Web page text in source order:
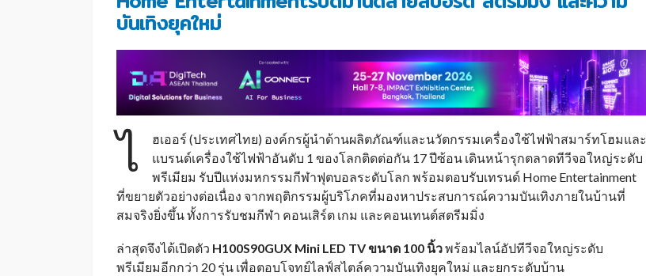
บันเทิงยุคใหม่
ไ
ฮเออร์ (ประเทศไทย) องค์กรผู้นำด้านผลิตภัณฑ์และนวัตกรรมเครื่องใช้ไฟฟ้าสมาร์ทโฮมและ
แบรนด์เครื่องใช้ไฟฟ้าอันดับ 1 ของโลกติดต่อกัน 17 ปีซ้อน เดินหน้ารุกตลาดทีวีจอใหญ่ระดับ
พรีเมียม รับปีแห่งมหกรรมกีฬาฟุตบอลระดับโลก พร้อมตอบรับเทรนด์ Home Entertainment
ที่ขยายตัวอย่างต่อเนื่อง จากพฤติกรรมผู้บริโภคที่มองหาประสบการณ์ความบันเทิงภายในบ้านที่
สมจริงยิ่งขึ้น ทั้งการรับชมกีฬา คอนเสิร์ต เกม และคอนเทนต์สตรีมมิ่ง
ล่าสุดจึงได้เปิดตัว H100S90GUX Mini LED TVขนาด 100 นิ้วพร้อมไลน์อัปทีวีจอใหญ่ระดับ
พรีเมียมอีกกว่า 20 รุ่น เพื่อตอบโจทย์ไลฟ์สไตล์ความบันเทิงยุคใหม่ และยกระดับบ้าน